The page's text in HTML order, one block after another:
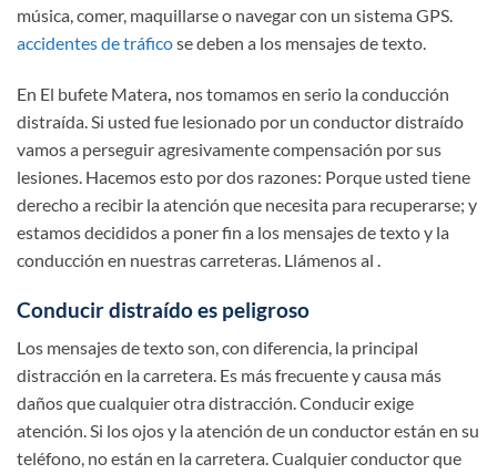
música, comer, maquillarse o navegar con un sistema GPS.
accidentes de tráficose deben a los mensajes de texto.
En El bufete Matera, nos tomamos en serio la conducción
distraída. Si usted fue lesionado por un conductor distraído
vamos a perseguir agresivamente compensación por sus
lesiones. Hacemos esto por dos razones: Porque usted tiene
derecho a recibir la atención que necesita para recuperarse; y
estamos decididos a poner fin a los mensajes de texto y la
conducción en nuestras carreteras. Llámenos al .
Conducir distraído es peligroso
Los mensajes de texto son, con diferencia, la principal
distracción en la carretera. Es más frecuente y causa más
daños que cualquier otra distracción. Conducir exige
atención. Si los ojos y la atención de un conductor están en su
teléfono, no están en la carretera. Cualquier conductor que